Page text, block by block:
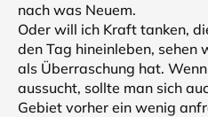
nach was Neuem.
Oder will ich Kraft tanken,
den Tag hineinleben, sehen
als Überraschung hat.
aussucht, sollte man sich
Gebiet vorher ein wenig